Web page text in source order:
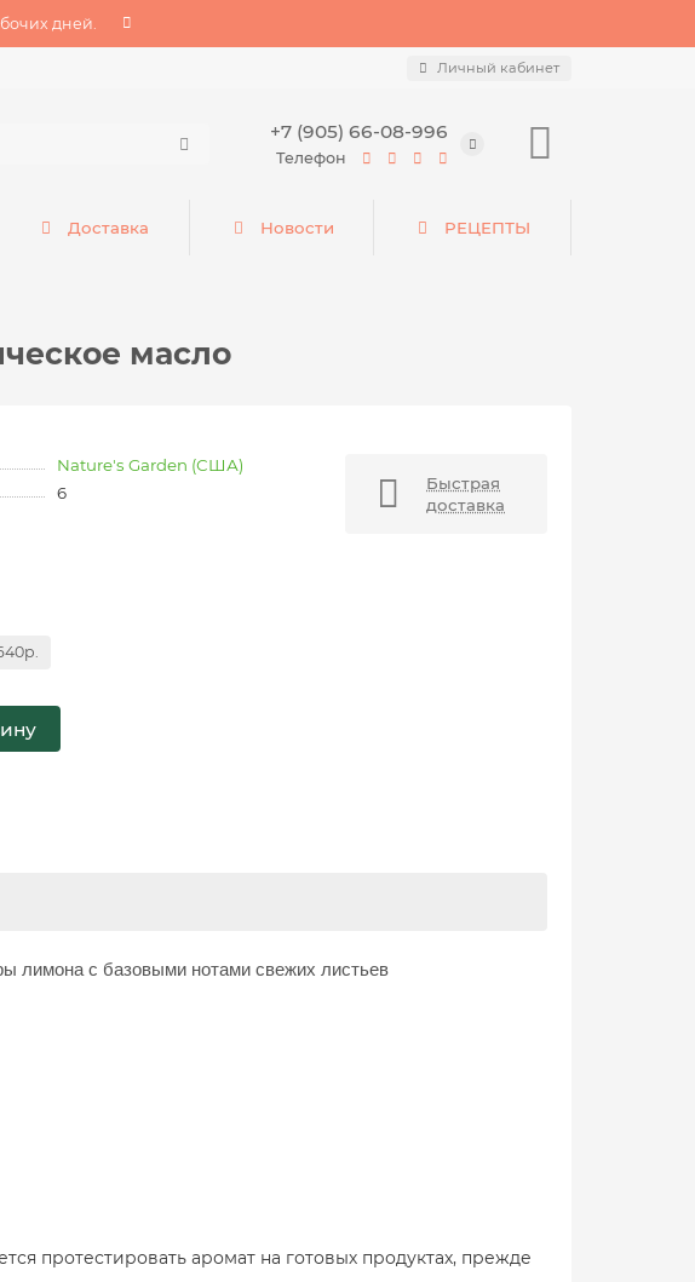
дней.
Личный кабинет
+7 (905) 66-08-996
Телефон
Доставка Новости РЕЦЕПТЫ
масло
Nature's Garden (США)
6
Быстрая
доставка
лимона с базовыми нотами свежих листьев
протестировать аромат на готовых продуктах, прежде